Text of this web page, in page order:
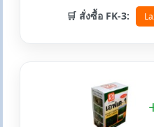
🛒 สั่งซื้อ FK-3: